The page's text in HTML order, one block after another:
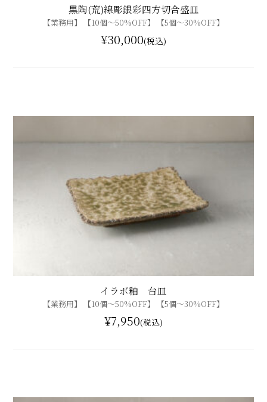
黒陶(荒)線彫銀彩四方切合盛皿
【業務用】 【10個〜50%OFF】 【5個〜30%OFF】
¥30,000(税込)
イラボ釉 台皿
【業務用】 【10個〜50%OFF】 【5個〜30%OFF】
¥7,950(税込)